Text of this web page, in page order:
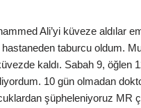
Ali’yi küveze aldılar
taburcu oldum.
kaldı. Sabah 9, öğlen
10 gün olmadan
şüpheleniyoruz MR